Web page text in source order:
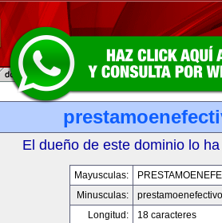
El dueño de este dominio lo
Mayusculas:
Minusculas:
Longitud:
18 caracteres